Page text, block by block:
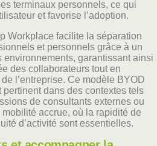
terminaux personnels, ce qui
et favorise l’adoption.
Workplace facilite la séparation
et personnels grâce à un
environnements, garantissant ainsi
des collaborateurs tout en
l’entreprise. Ce modèle BYOD
dans des contextes tels
de consultants externes ou
accrue, où la rapidité de
d’activité sont essentielles.